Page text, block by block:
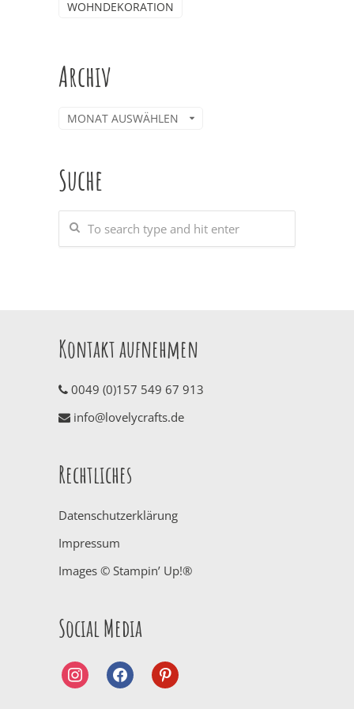
WOHNDEKORATION
Archiv
Archiv
Suche
Kontakt aufnehmen
0049 (0)157 549 67 913
info@lovelycrafts.de
Rechtliches
Datenschutzerklärung
Impressum
Images © Stampin’ Up!®
Social Media
instagramfacebookpinterest